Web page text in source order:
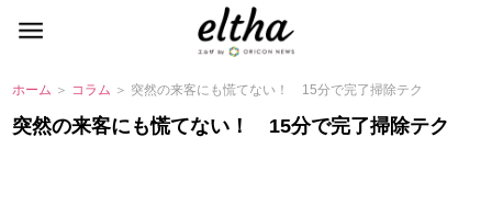
ホーム ＞ コラム ＞ 突然の来客にも慌てない！ 15分で完了掃除テク
突然の来客にも慌てない！ 15分で完了掃除テク